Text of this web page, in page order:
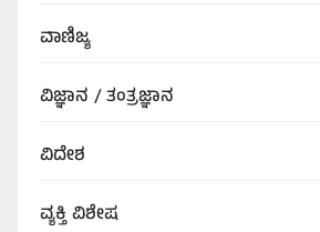
ವಾಣಿಜ್ಯ
ವಿಜ್ಞಾನ / ತಂತ್ರಜ್ಞಾನ
ವಿದೇಶ
ವ್ಯಕ್ತಿ ವಿಶೇಷ